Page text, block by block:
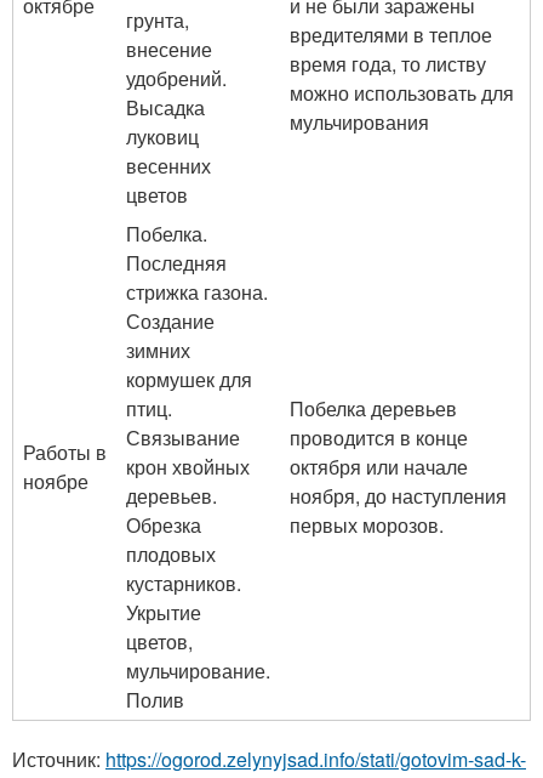
грунта,
внесение
удобрений.
Высадка
луковиц
весенних
цветов
вредителями в теплое
время года, то листву
можно использовать для
мульчирования
Работы в
ноябре
Побелка.
Последняя
стрижка газона.
Создание
зимних
кормушек для
птиц.
Связывание
крон хвойных
деревьев.
Обрезка
плодовых
кустарников.
Укрытие
цветов,
мульчирование.
Полив
Побелка деревьев
проводится в конце
октября или начале
ноября, до наступления
первых морозов.
Источник: https://ogorod.zelynyjsad.info/stati/gotovim-sad-k-